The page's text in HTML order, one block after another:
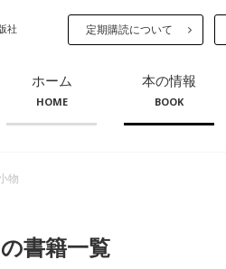
社 定期購読について
ホーム
HOME
本の情報
BOOK
物
書籍一覧